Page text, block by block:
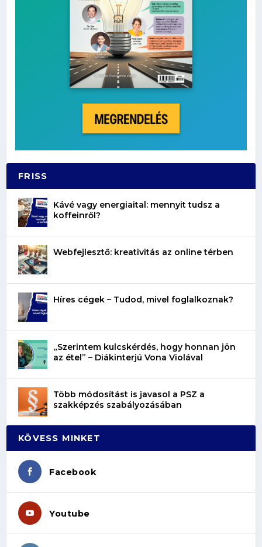
FRISS
Kávé vagy energiaital: mennyit tudsz a
koffeinről?
Webfejlesztő: kreativitás az online térben
Híres cégek – Tudod, mivel foglalkoznak?
„Szerintem kulcskérdés, hogy honnan jön
az étel” – Diákinterjú Vona Violával
Több módosítást is javasol a PSZ a
szakképzés szabályozásában
KÖVESS MINKET
Facebook
Youtube